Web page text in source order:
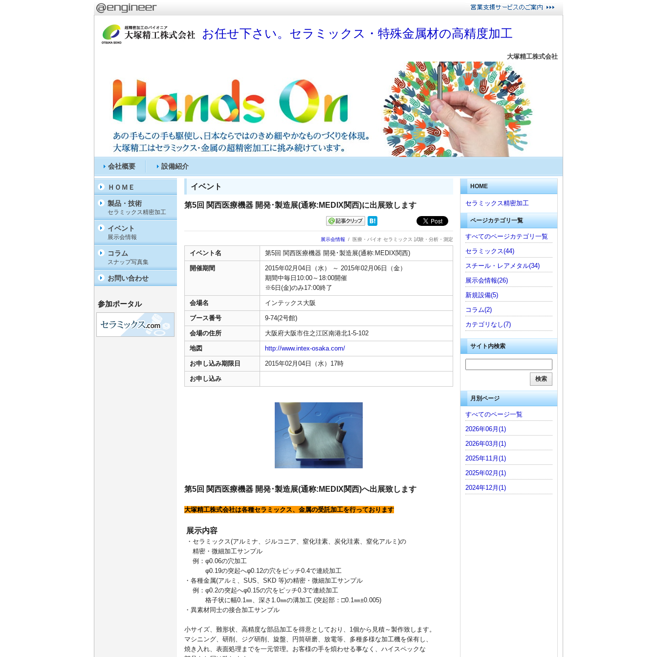
お任せ下さい。セラミックス・特殊金属材の高精度加工
大塚精工株式会社
会社概要 設備紹介
イベント
第5回 関西医療機器 開発･製造展(通称:MEDIX関西)に出展致します
展示会情報 / 医療・バイオ セラミックス 試験・分析・測定
イベント名 第5回 関西医療機器 開発･製造展(通称:MEDIX関西)
開催期間
2015年02月04日（水） ～ 2015年02月06日（金）
期間中毎日10:00～18:00開催
※6日(金)のみ17:00終了
会場名 インテックス大阪
ブース番号 9-74(2号館)
会場の住所 大阪府大阪市住之江区南港北1-5-102
地図 http://www.intex-osaka.com/
お申し込み期限日 2015年02月04日（水）17時
お申し込み
第5回 関西医療機器 開発･製造展(通称:MEDIX関西)へ出展致します
大塚精工株式会社は各種セラミックス、金属の受託加工を行っております
展示内容
・セラミックス(アルミナ、ジルコニア、窒化珪素、炭化珪素、窒化アルミ)の
精密・微細加工サンプル
例：φ0.06の穴加工
φ0.19の突起へφ0.12の穴をピッチ0.4で連続加工
・各種金属(アルミ、SUS、SKD 等)の精密・微細加工サンプル
例：φ0.2の突起へφ0.15の穴をピッチ0.3で連続加工
格子状に幅0.1㎜、深さ1.0㎜の溝加工 (突起部：□0.1㎜±0.005)
・異素材同士の接合加工サンプル
小サイズ、難形状、高精度な部品加工を得意としており、1個から見積～製作致します。
マシニング、研削、ジグ研削、旋盤、円筒研磨、放電等、多種多様な加工機を保有し、
焼き入れ、表面処理までを一元管理。お客様の手を煩わせる事なく、ハイスペックな
ＨＯＭＥ
製品・技術
セラミックス精密加工
イベント
展示会情報
コラム
スナップ写真集
お問い合わせ
参加ポータル
HOME
セラミックス精密加工
ページカテゴリ一覧
すべてのページカテゴリ一覧
セラミックス(44)
スチール・レアメタル(34)
展示会情報(26)
新規設備(5)
コラム(2)
カテゴリなし(7)
サイト内検索
月別ページ
すべてのページ一覧
2026年06月(1)
2026年03月(1)
2025年11月(1)
2025年02月(1)
2024年12月(1)